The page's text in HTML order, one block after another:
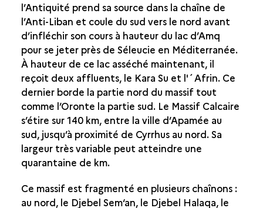
l’Antiquité prend sa source dans la chaîne de
l’Anti-Liban et coule du sud vers le nord avant
d’infléchir son cours à hauteur du lac d’Amq
pour se jeter près de Séleucie en Méditerranée.
À hauteur de ce lac asséché maintenant, il
reçoit deux affluents, le Kara Su et l'´Afrin. Ce
dernier borde la partie nord du massif tout
comme l’Oronte la partie sud. Le Massif Calcaire
s’étire sur 140 km, entre la ville d’Apamée au
sud, jusqu’à proximité de Cyrrhus au nord. Sa
largeur très variable peut atteindre une
quarantaine de km.
Ce massif est fragmenté en plusieurs chaînons :
au nord, le Djebel Sem‘an, le Djebel Halaqa, le